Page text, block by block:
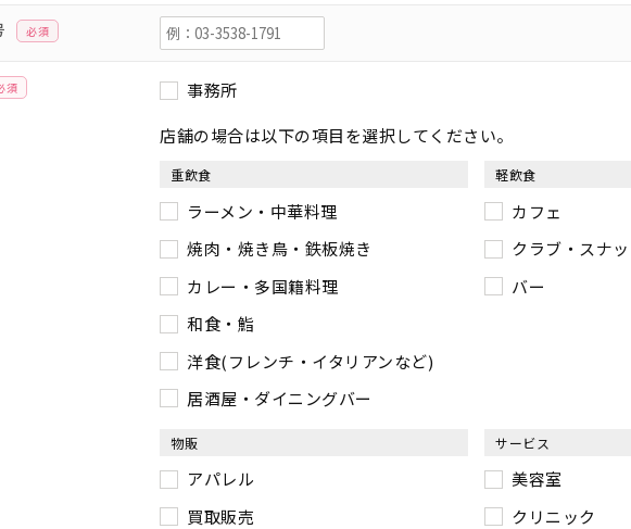
必須
須
事務所
店舗の場合は以下の項目を選択してください。
重飲食
ラーメン・中華料理
焼肉・焼き鳥・鉄板焼き
カレー・多国籍料理
和食・鮨
洋食(フレンチ・イタリアンなど)
居酒屋・ダイニングバー
軽飲食
カフェ
クラブ・スナ
バー
物販
アパレル
買取販売
サービス
美容室
クリニック